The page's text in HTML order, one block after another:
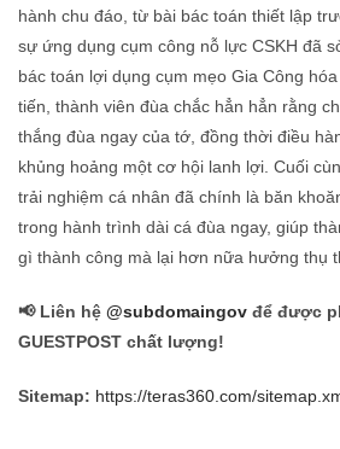
hành chu đáo, từ bài bác toán thiết lập
sự ứng dụng cụm công nỗ lực CSKH đã
bác toán lợi dụng cụm mẹo Gia Công
tiến, thành viên đùa chắc hẳn hẳn rằng
thắng đùa ngay của tớ, đồng thời điều
khủng hoảng một cơ hội lanh lợi. Cuối
trải nghiệm cá nhân đã chính là băn
trong hành trình dài cá đùa ngay, giúp
gì thành công mà lại hơn nữa hưởng thụ
📢 Liên hệ @subdomaingov để được
GUESTPOST chất lượng!
Sitemap: https://teras360.com/